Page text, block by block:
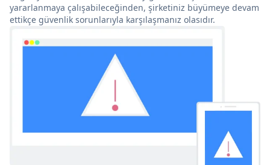
yararlanmaya çalışabileceğinden, şirketiniz büyümeye devam
ettikçe güvenlik sorunlarıyla karşılaşmanız olasıdır.